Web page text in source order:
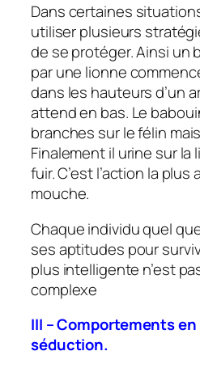
Dans certaines
utiliser plusieurs
de se protéger. Ainsi un
par une lionne
dans les hauteurs d’un
attend en bas. Le
branches sur le félin
Finalement il urine sur la
fuir. C’est l’action la
mouche.
Chaque individu quel
ses aptitudes pour
plus intelligente n’est
complexe
III – Comportements
séduction.